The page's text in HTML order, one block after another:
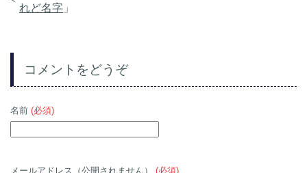
れど名字 」
コメントをどうぞ
名前 (必須)
メールアドレス（公開されません） (必須)